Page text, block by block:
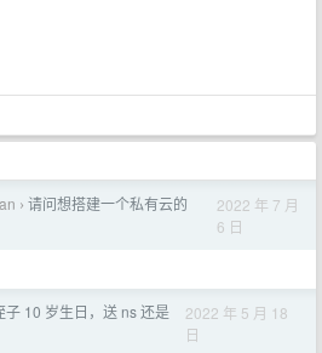
› 请问想搭建一个私有云的
2022 年 7 月
6 日
子 10 岁生日，送 ns 还是
2022 年 5 月 18
日